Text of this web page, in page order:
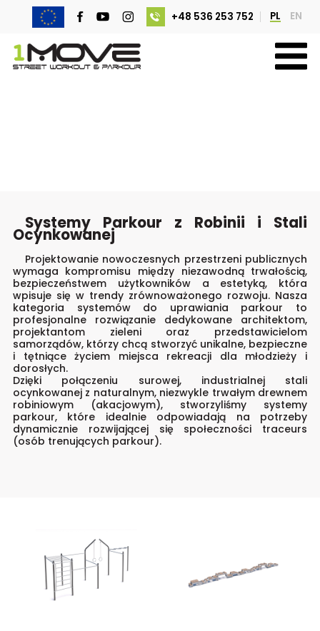
+48 536 253 752 PL EN
Systemy Parkour z Robinii i Stali
Ocynkowanej
Projektowanie nowoczesnych przestrzeni publicznych
wymaga kompromisu między niezawodną trwałością,
bezpieczeństwem użytkowników a estetyką, która
wpisuje się w trendy zrównoważonego rozwoju. Nasza
kategoria systemów do uprawiania parkour to
profesjonalne rozwiązanie dedykowane architektom,
projektantom zieleni oraz przedstawicielom
samorządów, którzy chcą stworzyć unikalne, bezpieczne
i tętniące życiem miejsca rekreacji dla młodzieży i
dorosłych.
Dzięki połączeniu surowej, industrialnej stali
ocynkowanej z naturalnym, niezwykle trwałym drewnem
robiniowym (akacjowym), stworzyliśmy systemy
parkour, które idealnie odpowiadają na potrzeby
dynamicznie rozwijającej się społeczności traceurs
(osób trenujących parkour).